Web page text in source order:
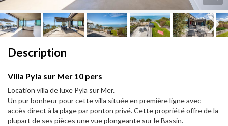
Description
Villa Pyla sur Mer 10 pers
Location villa de luxe Pyla sur Mer.
Un pur bonheur pour cette villa située en première ligne avec
accès direct à la plage par ponton privé. Cette propriété offre de la
plupart de ses pièces une vue plongeante sur le Bassin.